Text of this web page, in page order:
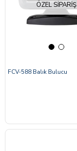
ÖZEL SIPARIŞ
FCV-588 Balık Bulucu